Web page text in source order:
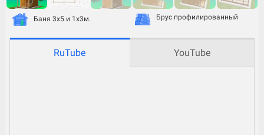
Баня 3х5 и 1х3м. Брус профилированный
RuTube YouTube